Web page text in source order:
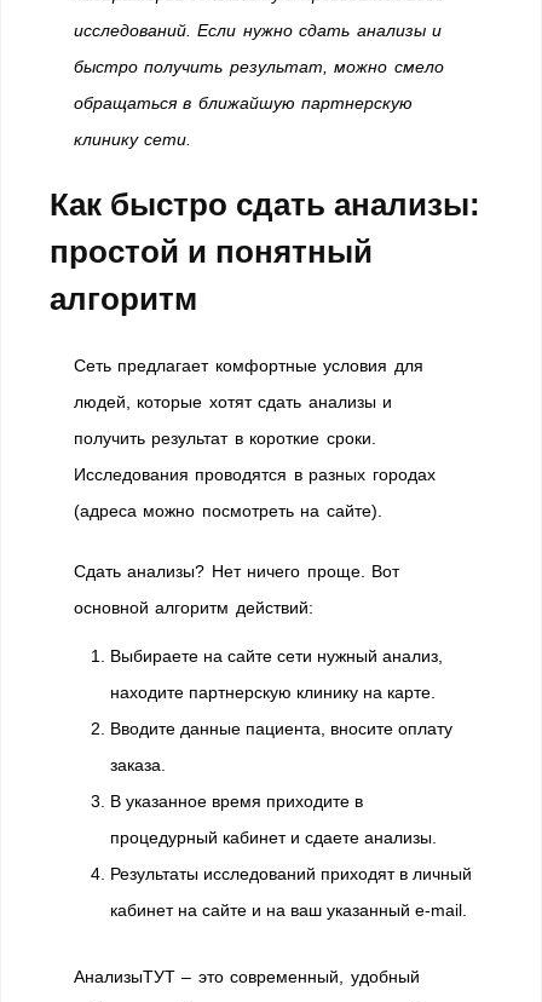
исследований. Если нужно сдать анализы и
быстро получить результат, можно смело
обращаться в ближайшую партнерскую
клинику сети.
Как быстро сдать анализы:
простой и понятный
алгоритм
Сеть предлагает комфортные условия для
людей, которые хотят сдать анализы и
получить результат в короткие сроки.
Исследования проводятся в разных городах
(адреса можно посмотреть на сайте).
Сдать анализы? Нет ничего проще. Вот
основной алгоритм действий:
Выбираете на сайте сети нужный анализ,
находите партнерскую клинику на карте.
Вводите данные пациента, вносите оплату
заказа.
В указанное время приходите в
процедурный кабинет и сдаете анализы.
Результаты исследований приходят в личный
кабинет на сайте и на ваш указанный e-mail.
АнализыТУТ – это современный, удобный